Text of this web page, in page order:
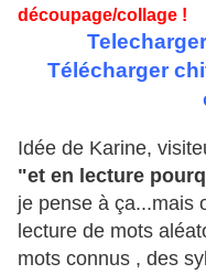
découpage/collage !
Télécharger
Idée de Karine,
"et en lecture
je pense à ça...mais
lecture de mots
mots connus , des